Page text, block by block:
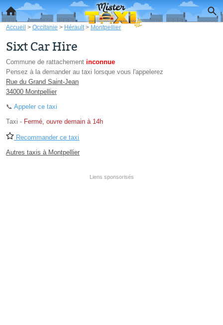
Accueil > Occitanie > Hérault > Montpellier
Sixt Car Hire
Commune de rattachement inconnue
Pensez à la demander au taxi lorsque vous l'appelerez
Rue du Grand Saint-Jean
34000 Montpellier
📞 Appeler ce taxi
Taxi - Fermé, ouvre demain à 14h
Recommander ce taxi
Autres taxis à Montpellier